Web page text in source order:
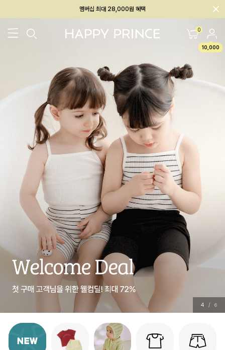
회원전용 아울렛, 가입하면 ~60% 할인!
0
10,000
5 / 6